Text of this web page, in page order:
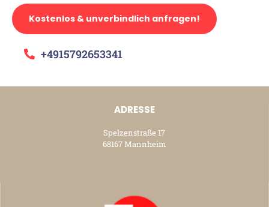
Kostenlos & unverbindlich anfragen!
+4915792653341
ADRESSE
Spelzenstraße 17
68167 Mannheim